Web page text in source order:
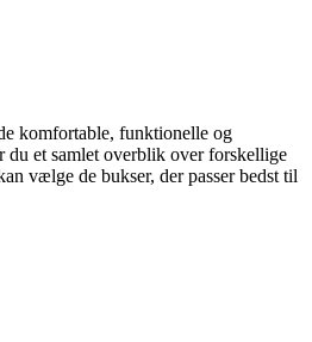
komfortable, funktionelle og
et samlet overblik over forskellige
vælge de bukser, der passer bedst til